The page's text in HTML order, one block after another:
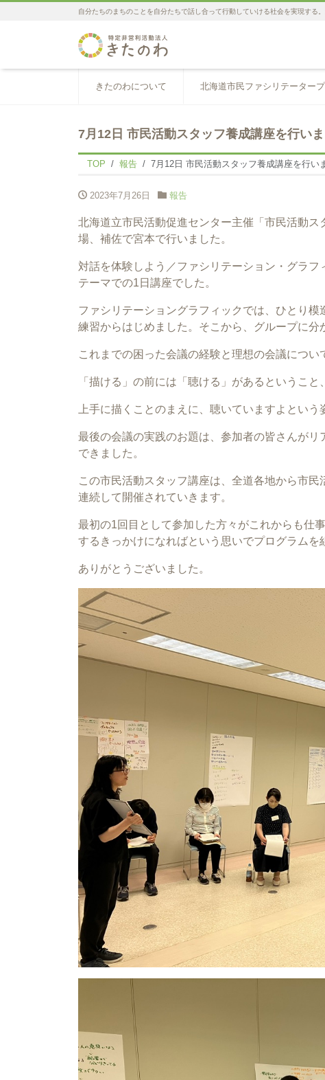
自分たちのまちのことを自分たちで話し合って行動していける社会を実現する
きたのわについて 北海道市民ファシリテーター
7月12日 市民活動スタッフ養成講座を行い
TOP 報告 7月12日 市民活動スタッフ養成講座を行い
2023年7月26日 報告
北海道立市民活動促進センター主催「市民活動
場、補佐で宮本で行いました。
対話を体験しよう／ファシリテーション・グラ
テーマでの1日講座でした。
ファシリテーショングラフィックでは、ひとり
練習からはじめました。そこから、グループに分
これまでの困った会議の経験と理想の会議につ
「描ける」の前には「聴ける」があるということ、
上手に描くことのまえに、聴いていますよとい
最後の会議の実践のお題は、参加者の皆さんが
できました。
この市民活動スタッフ講座は、全道各地から市
連続して開催されていきます。
最初の1回目として参加した方々がこれからも仕
するきっかけになればという思いでプログラムを
ありがとうございました。